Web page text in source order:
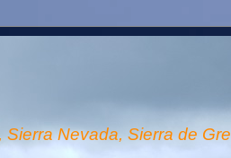
Nevada, Sierra de